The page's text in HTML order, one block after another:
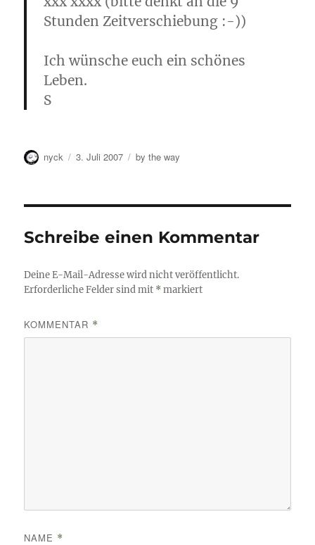
Stunden Zeitverschiebung :-))
Ich wünsche euch ein schönes
Leben.
S
Autor
nyck
Veröffentlicht
3. Juli 2007 Kategorien
by the way
Schreibe einen Kommentar
Deine E-Mail-Adresse wird nicht veröffentlicht.
Erforderliche Felder sind mit *markiert
KOMMENTAR *
NAME *